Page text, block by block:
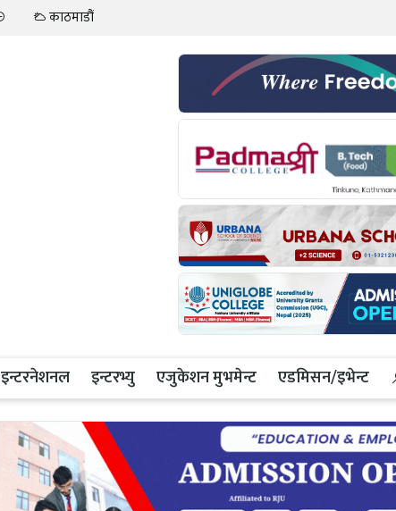
काठमाडौं
इन्टरनेशनल इन्टरभ्यु एजुकेशन मुभमेन्ट एडमिसन/इभेन्ट